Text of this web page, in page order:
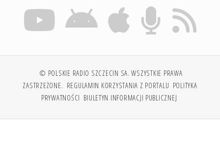
© POLSKIE RADIO SZCZECIN SA. WSZYSTKIE PRAWA
ZASTRZEŻONE. REGULAMIN KORZYSTANIA Z PORTALU POLITYKA
PRYWATNOŚCI BIULETYN INFORMACJI PUBLICZNEJ